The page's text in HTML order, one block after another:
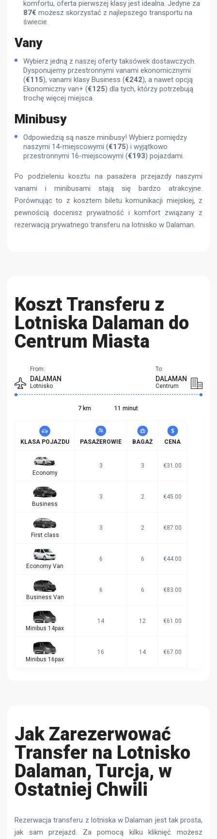
komfortu, oferta pierwszej klasy jest idealna. Jedyne za
87€ możesz skorzystać z najlepszego transportu na
świecie.
Vany
Wybierz jedną z naszej oferty taksówek dostawczych.
Dysponujemy przestronnymi vanami ekonomicznymi
(€115), vanami klasy Business (€242), a nawet opcją
Ekonomiczny van+ (€125) dla tych, którzy potrzebują
trochę więcej miejsca.
Minibusy
Odpowiedzią są nasze minibusy! Wybierz pomiędzy
naszymi 14-miejscowymi (€175) i wyjątkowo
przestronnymi 16-miejscowymi (€193) pojazdami.
Po podzieleniu kosztu na pasażera przejazdy naszymi
vanami i minibusami stają się bardzo atrakcyjne.
Porównując to z kosztem biletu komunikacji miejskiej, z
pewnością docenisz prywatność i komfort związany z
rezerwacją prywatnego transferu na lotnisko w Dalaman.
Koszt Transferu z
Lotniska Dalaman do
Centrum Miasta
From:
DALAMAN
Lotnisko
To:
DALAMAN
Centrum
7 km 11 minut
KLASA POJAZDU PASAŻEROWIE BAGAŻ CENA
Economy
3 3 €31.00
Business
3 2 €45.00
First class
3 2 €87.00
Economy Van
6 6 €44.00
Business Van
6 6 €83.00
Minibus 14pax
14 12 €61.00
Minibus 16pax
16 14 €67.00
Jak Zarezerwować
Transfer na Lotnisko
Dalaman, Turcja, w
Ostatniej Chwili
Rezerwacja transferu z lotniska w Dalaman jest tak prosta,
jak sam przejazd. Za pomocą kilku kliknięć możesz